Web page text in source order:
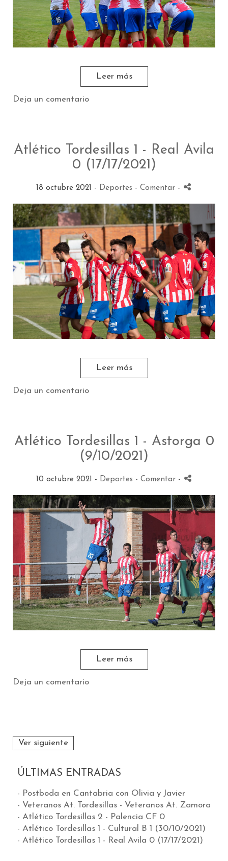
Leer más
Deja un comentario
Atlético Tordesillas 1 - Real Avila
0 (17/17/2021)
18 octubre 2021 - Deportes - Comentar -
Leer más
Deja un comentario
Atlético Tordesillas 1 - Astorga 0
(9/10/2021)
10 octubre 2021 - Deportes - Comentar -
Leer más
Deja un comentario
Ver siguiente
ÚLTIMAS ENTRADAS
- Postboda en Cantabria con Olivia y Javier
- Veteranos At. Tordesillas - Veteranos At. Zamora
- Atlético Tordesillas 2 - Palencia CF 0
- Atlético Tordesillas 1 - Cultural B 1 (30/10/2021)
- Atlético Tordesillas 1 - Real Avila 0 (17/17/2021)